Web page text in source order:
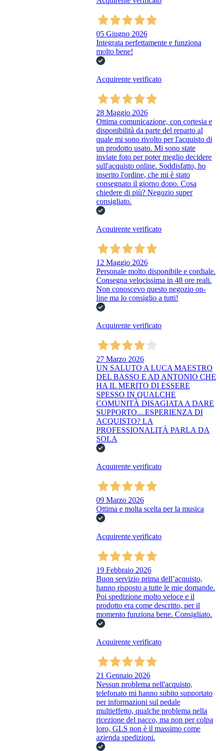
05 Giugno 2026
Integrata perfettamente e funziona
molto bene!
Acquirente verificato
28 Maggio 2026
Ottima comunicazione, con cortesia e
disponibilità da parte del reparto al
quale mi sono rivolto per l'acquisto di
un prodotto usato. Mi sono state
inviate foto per poter meglio decidere
sull'acquisto online. Soddisfatto, ho
inserito l'ordine, che mi è stato
consegnato il giorno dopo. Cosa
chiedere di più? Negozio super
consigliato.
Acquirente verificato
12 Maggio 2026
Personale molto disponibile e cordiale.
Consegna velocissima in 48 ore reali.
Non conoscevo questo negozio on-
line ma lo consiglio a tutti!
Acquirente verificato
27 Marzo 2026
UN SALUTO A LUCA MAESTRO
DEL BASSO E AD ANTONIO CHE
HA IL MERITO DI ESSERE
SPESSO IN QUALCHE
COMUNITÀ DISAGIATA A DARE
SUPPORTO....ESPERIENZA DI
ACQUISTO? LA
PROFESSIONALITÀ PARLA DA
SOLA
Acquirente verificato
09 Marzo 2026
Ottima e molta scelta per la musica
Acquirente verificato
19 Febbraio 2026
Buon servizio prima dell’acquisto,
hanno risposto a tutte le mie domande.
Poi spedizione molto veloce e il
prodotto era come descritto, per il
momento funziona bene. Consigliato.
Acquirente verificato
21 Gennaio 2026
Nessun problema nell'acquisto,
telefonato mi hanno subito supportato
per informazioni sul pedale
multieffetto, qualche problema nella
ricezione del pacco, ma non per colpa
loro, GLS non è il massimo come
azienda spedizioni.